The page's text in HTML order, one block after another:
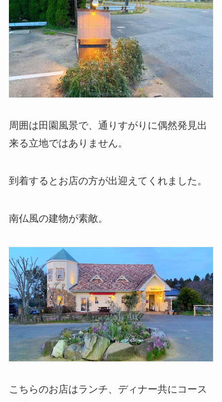
周囲は田園風景で、通りすがりに偶然発見出
来る立地ではありません。
到着するとお店の方が出迎えてくれました。
南仏風の建物が素敵。
こちらのお店はランチ、ディナー共にコース